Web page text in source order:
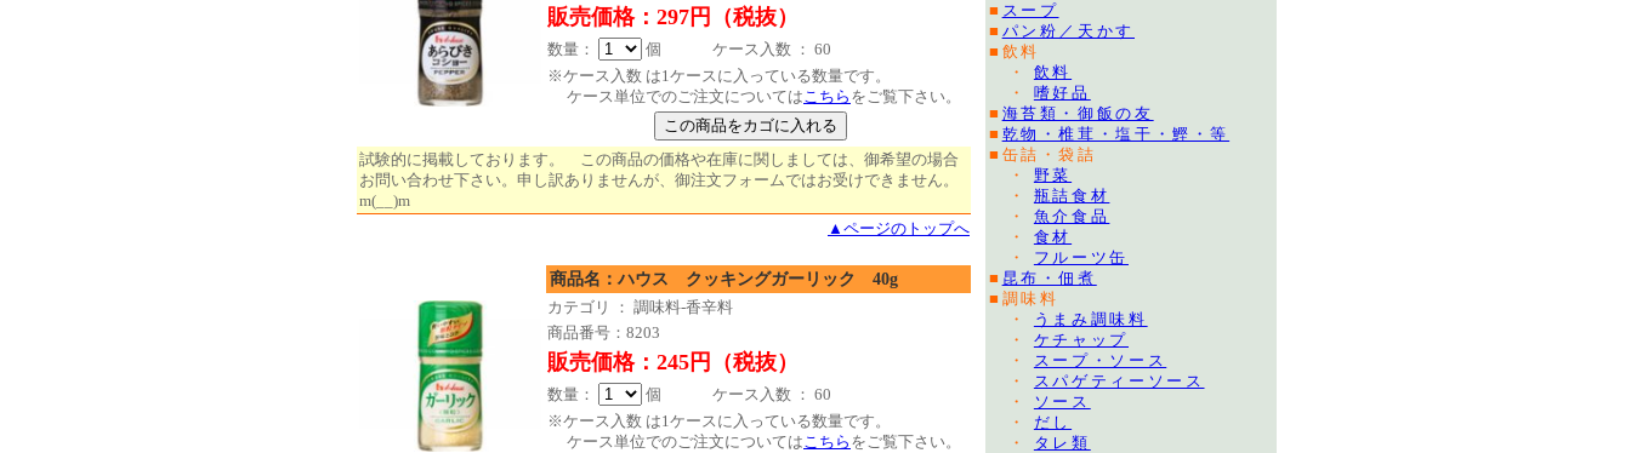
■ スープ
■ パン粉／天かす
■飲料
・ 飲料
・ 嗜好品
■ 海苔類・御飯の友
■ 乾物・椎茸・塩干・鰹・等
■缶詰・袋詰
・ 野菜
・ 瓶詰食材
・ 魚介食品
・ 食材
・ フルーツ缶
■ 昆布・佃煮
■調味料
・
うまみ調味料
・ ケチャップ
・ スープ・ソース
・ スパゲティーソース
・
ソース
・ だし
・ タレ類
販売価格：297円（税抜）
数量：
個 ケース入数 ： 60
※ケース入数 は1ケースに入っている数量です。
ケース単位でのご注文についてはこちら をご覧下さい。
試験的に掲載しております。 この商品の価格や在庫に関しましては、御希望の場合
お問い合わせ下さい。申し訳ありませんが、御注文フォームではお受けできません。
m(__)m
▲ページのトップへ
商品名：ハウス クッキングガーリック 40g
カテゴリ ： 調味料-香辛料
商品番号：8203
販売価格：245円（税抜）
数量：
個 ケース入数 ： 60
※ケース入数 は1ケースに入っている数量です。
ケース単位でのご注文についてはこちら をご覧下さい。